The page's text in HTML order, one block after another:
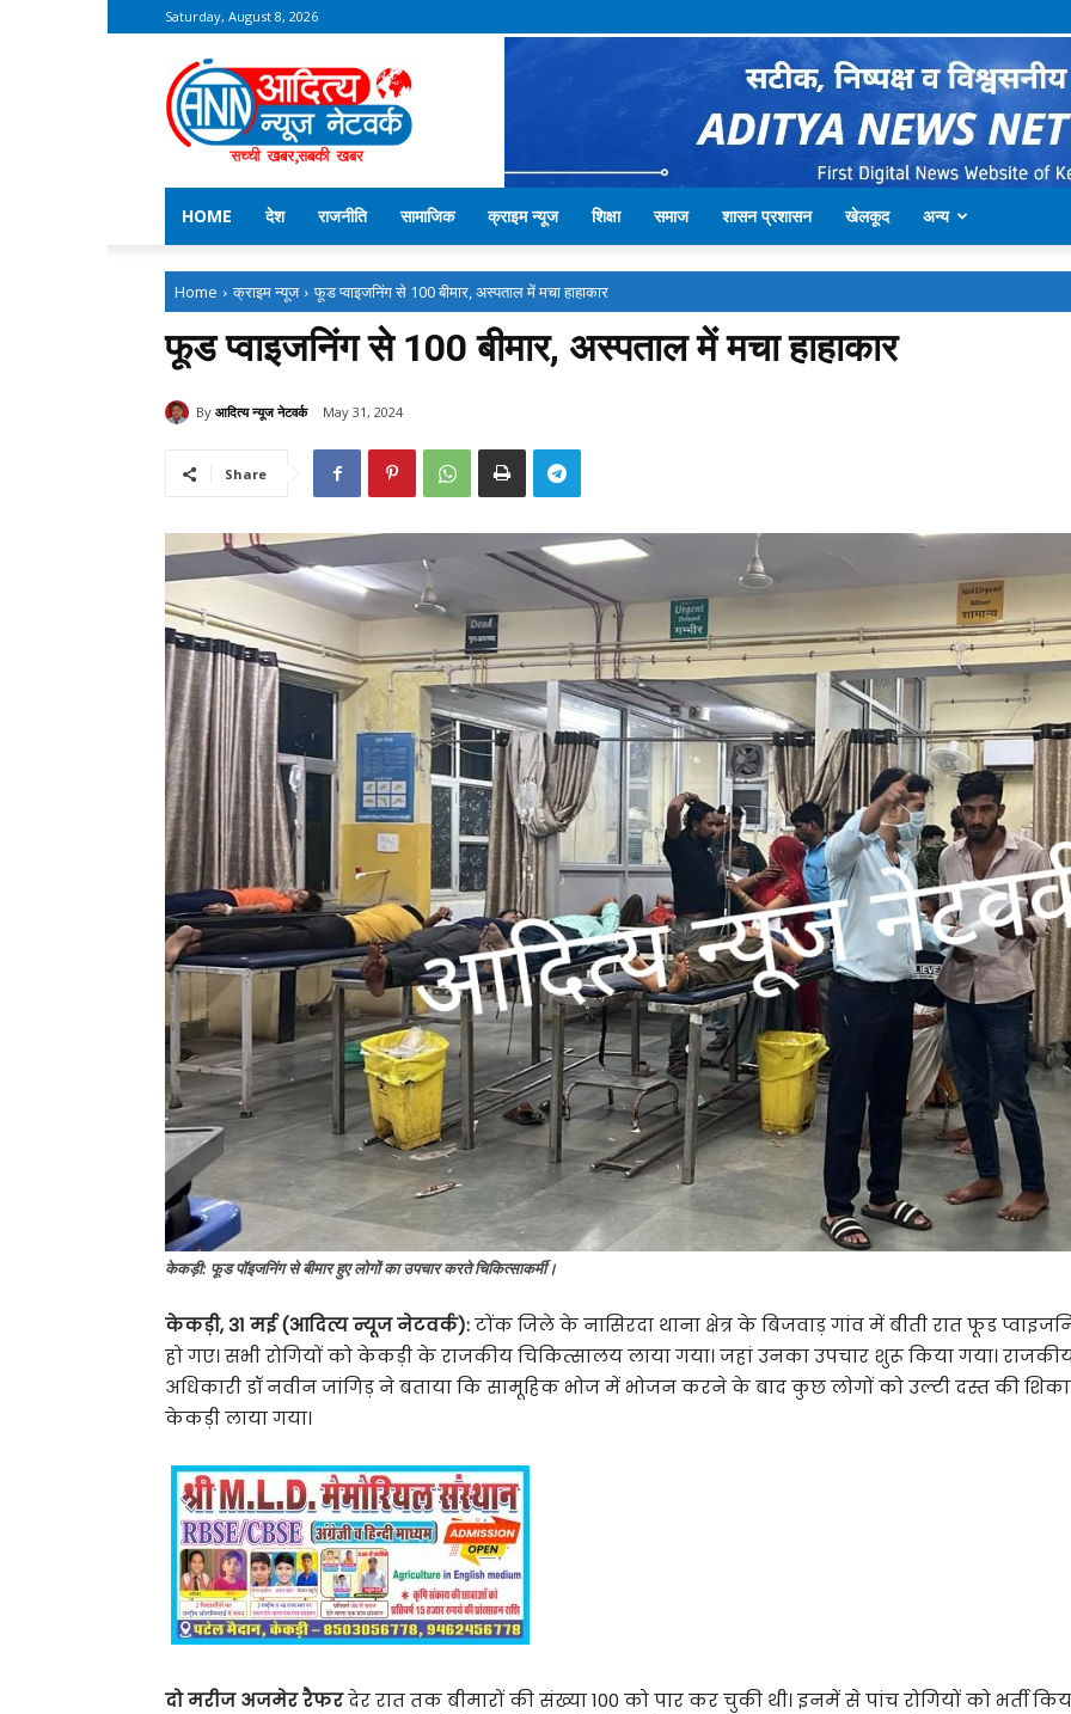
Saturday, August 8, 2026
Aditya
News
Network
–
Kekri
News
HOME
देश राजनीति सामाजिक क्राइम न्यूज शिक्षा समाज शासन प्रशासन खेलकूद अन्य
Home क्राइम न्यूज फूड प्वाइजनिंग से 100 बीमार, अस्पताल में मचा हाहाकार
फूड प्वाइजनिंग से 100 बीमार, अस्पताल में मचा हाहाकार
By आदित्य न्यूज नेटवर्क May 31, 2024
Share
केकड़ी: फूड पॉइजनिंग से बीमार हुए लोगों का उपचार करते चिकित्साकर्मी।
केकड़ी, 31 मई (आदित्य न्यूज नेटवर्क):टोंक जिले के नासिरदा थाना क्षेत्र के बिजवाड़ गांव में बीती रात फूड
हो गए। सभी रोगियों को केकड़ी के राजकीय चिकित्सालय लाया गया। जहां उनका उपचार शुरू किया गया।
अधिकारी डॉ नवीन जांगिड़ ने बताया कि सामूहिक भोज में भोजन करने के बाद कुछ लोगों को उल्टी दस्त की
केकड़ी लाया गया।
दो मरीज अजमेर रैफरदेर रात तक बीमारों की संख्या 100 को पार कर चुकी थी। इनमें से पांच रोगियों को भर्ती